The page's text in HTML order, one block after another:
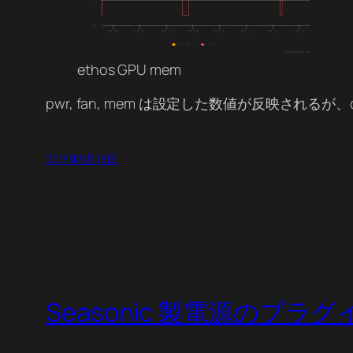
ethos GPU mem
pwr, fan, mem は設定した数値が反映されるが
2018年5月18日
Seasonic 製電源のプラグ